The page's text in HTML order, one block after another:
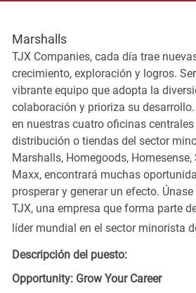
Marshalls
TJX Companies, cada día trae
crecimiento, exploración y logros.
vibrante equipo que adopta la
colaboración y prioriza su
en nuestras cuatro oficinas
distribución o tiendas del sector
Marshalls, Homegoods, Homesense,
Maxx, encontrará muchas
prosperar y generar un efecto.
TJX, una empresa que forma parte
líder mundial en el sector minorista
Descripción del puesto:
Opportunity: Grow Your Career